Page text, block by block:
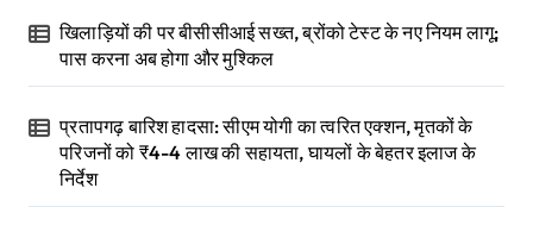
खिलाड़ियों की पर बीसीसीआई सख्त, ब्रोंको टेस्ट के नए नियम लागू;
पास करना अब होगा और मुश्किल
प्रतापगढ़ बारिश हादसा: सीएम योगी का त्वरित एक्शन, मृतकों के
परिजनों को ₹4-4 लाख की सहायता, घायलों के बेहतर इलाज के
निर्देश